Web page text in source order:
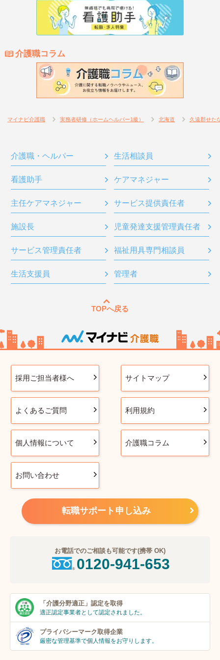
介護職コラム
マイナビ介護職 実務者研修（ホームヘルパー1級） 北海道 久遠郡せた
介護職・ヘルパー 生活相談員
看護助手 ケアマネジャー
主任ケアマネジャー サービス提供責任者
施設長 児童発達支援管理責任者
サービス管理責任者 福祉用具専門相談員
生活支援員 管理者
TOPへ戻る
採用ご担当者様へ サイトマップ
よくあるご質問 利用規約
個人情報について 介護職コラム
お問い合わせ
転職サポート申し込み
お電話でのご相談も可能です(携帯 OK)
0120-941-653
「介護分野適正」 認定を取得
適正認定事業者として認定されました。
プライバシーマーク取得企業
厳密な管理基準で個人情報をお守りします。